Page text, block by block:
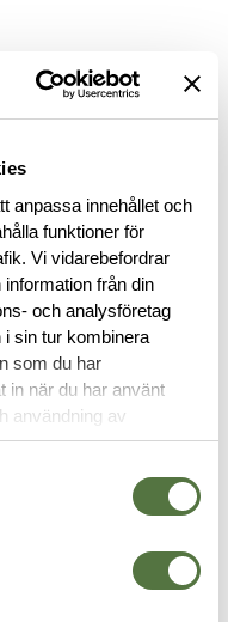
anpassa innehållet och
funktioner för
Vi vidarebefordrar
från din
och analysföretag
sin tur kombinera
som du har
in när du har använt
användning av
av
must provide valid
an authorized end-
personnel. This
products are
where they are